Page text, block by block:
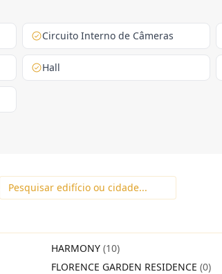
Circuito Interno de Câmeras
Hall
HARMONY (10)
FLORENCE GARDEN RESIDENCE (0)